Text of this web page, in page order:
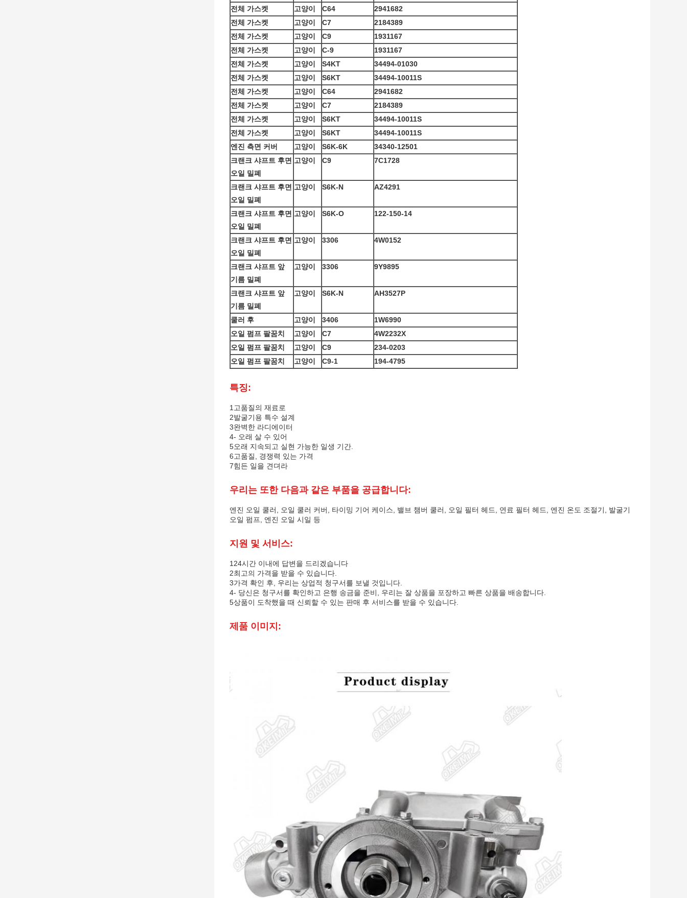
전체 가스켓
고양이 C64
2941682
전체 가스켓
고양이 C7
2184389
전체 가스켓
고양이 C9
1931167
전체 가스켓
고양이 C-9
1931167
전체 가스켓
고양이 S4KT
34494-01030
전체 가스켓
고양이 S6KT
34494-10011S
전체 가스켓
고양이 C64
2941682
전체 가스켓
고양이 C7
2184389
전체 가스켓
고양이 S6KT
34494-10011S
전체 가스켓
고양이 S6KT
34494-10011S
엔진 측면 커버
고양이 S6K-6K
34340-12501
크랜크 샤프트 후면
오일 밀폐
고양이 C9 7C1728
크랜크 샤프트 후면
오일 밀폐
고양이 S6K-N AZ4291
크랜크 샤프트 후면
오일 밀폐
고양이 S6K-O 122-150-14
크랜크 샤프트 후면
오일 밀폐
고양이 3306 4W0152
크랜크 샤프트 앞
기름 밀폐
고양이 3306 9Y9895
크랜크 샤프트 앞
기름 밀폐
고양이 S6K-N AH3527P
쿨러 후 고양이 3406
1W6990
오일 펌프 팔꿈치
고양이 C7
4W2232X
오일 펌프 팔꿈치
고양이 C9
234-0203
오일 펌프 팔꿈치
고양이 C9-1 194-4795
특징:
1고품질의 재료로
2발굴기용 특수 설계
3완벽한 라디에이터
4- 오래 살 수 있어
5오래 지속되고 실현 가능한 일생 기간.
6고품질, 경쟁력 있는 가격
7힘든 일을 견뎌라
우리는 또한 다음과 같은 부품을 공급합니다:
엔진 오일 쿨러, 오일 쿨러 커버, 타이밍 기어 케이스, 밸브 챔버 쿨러, 오일 필터 헤드, 연료 필터 헤드, 엔진 온도 조절기, 발굴기
오일 펌프, 엔진 오일 시일 등
지원 및 서비스:
124시간 이내에 답변을 드리겠습니다
2최고의 가격을 받을 수 있습니다.
3가격 확인 후, 우리는 상업적 청구서를 보낼 것입니다.
4- 당신은 청구서를 확인하고 은행 송금을 준비, 우리는 잘 상품을 포장하고 빠른 상품을 배송합니다.
5상품이 도착했을 때 신뢰할 수 있는 판매 후 서비스를 받을 수 있습니다.
제품 이미지: